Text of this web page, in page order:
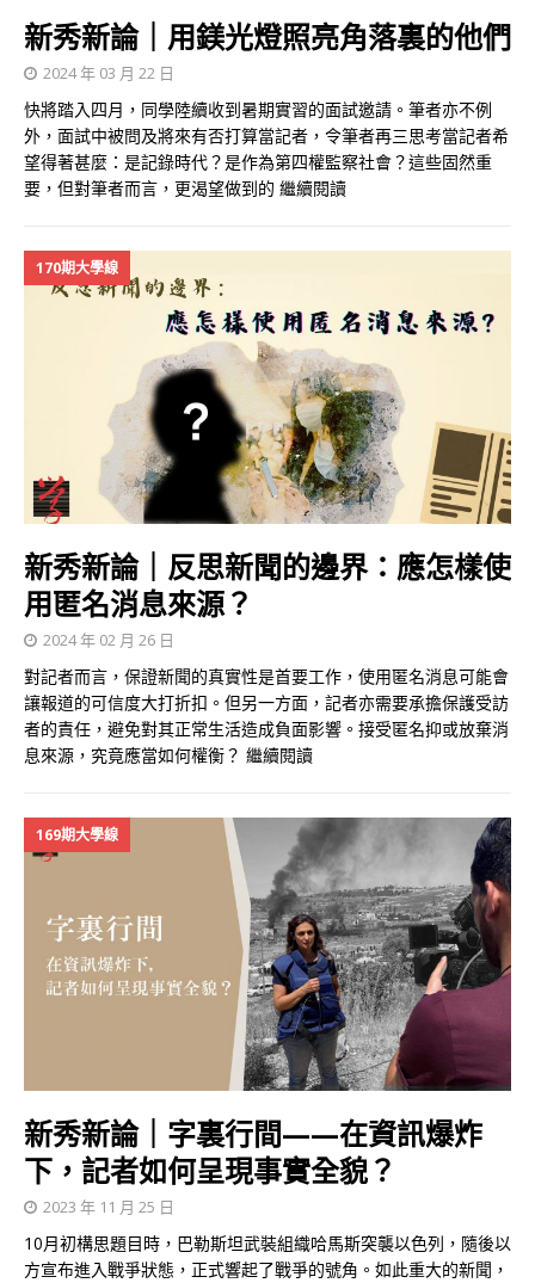
新秀新論｜用鎂光燈照亮角落裏的他們
2024 年 03 月 22 日
快將踏入四月，同學陸續收到暑期實習的面試邀請。筆者亦不例
外，面試中被問及將來有否打算當記者，令筆者再三思考當記者希
望得著甚麼：是記錄時代？是作為第四權監察社會？這些固然重
要，但對筆者而言，更渴望做到的 繼續閱讀
170期大學線
新秀新論｜反思新聞的邊界：應怎樣使
用匿名消息來源？
2024 年 02 月 26 日
對記者而言，保證新聞的真實性是首要工作，使用匿名消息可能會
讓報道的可信度大打折扣。但另一方面，記者亦需要承擔保護受訪
者的責任，避免對其正常生活造成負面影響。接受匿名抑或放棄消
息來源，究竟應當如何權衡？ 繼續閱讀
169期大學線
新秀新論｜字裏行間——在資訊爆炸
下，記者如何呈現事實全貌？
2023 年 11 月 25 日
10月初構思題目時，巴勒斯坦武裝組織哈馬斯突襲以色列，隨後以
方宣布進入戰爭狀態，正式響起了戰爭的號角。如此重大的新聞，